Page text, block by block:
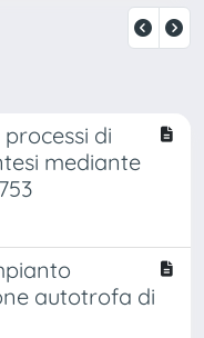
di
mediante
autotrofa di